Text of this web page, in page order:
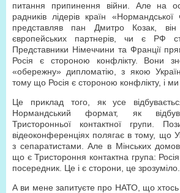
питання припинення війни. Але на
радників лідерів країн «Нормандської
представляв пан Дмитро Козак,
європейських партнерів, чи є РФ
Представники Німеччини та Франції
Росія є стороною конфлікту. Вони
«обережну» дипломатію, з якою
тому що Росія є стороною конфлікту, і ми
Це приклад того, як усе
Нормандський формат, як
Тристоронньої контактної групи.
відеоконференціях полягає в тому, що
з сепаратистами. Але в Мінських
що є Тристороння контактна група:
посередник. Це і є сторони, це зрозуміло.
А ви мене запитуєте про НАТО, що хтось